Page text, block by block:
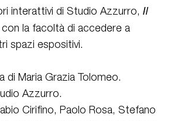
interattivi di Studio Azzurro, Il
con la facoltà di accedere a
spazi espositivi.
di Maria Grazia Tolomeo.
Azzurro.
Cirifino, Paolo Rosa, Stefano